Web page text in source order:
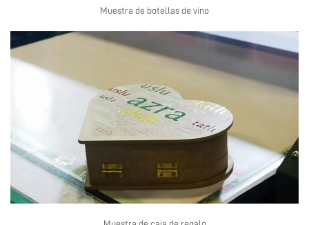
Muestra de botellas de vino